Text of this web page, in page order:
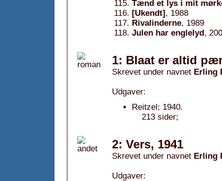
Tænd et lys i mit
[Ukendt], 1988
Rivalinderne, 1989
Julen har englelyd,
1: Blaat er altid
Skrevet under navnet Erling
Udgaver:
Reitzel; 1940.
213 sider;
2: Vers, 1941
Skrevet under navnet Erling
Udgaver: